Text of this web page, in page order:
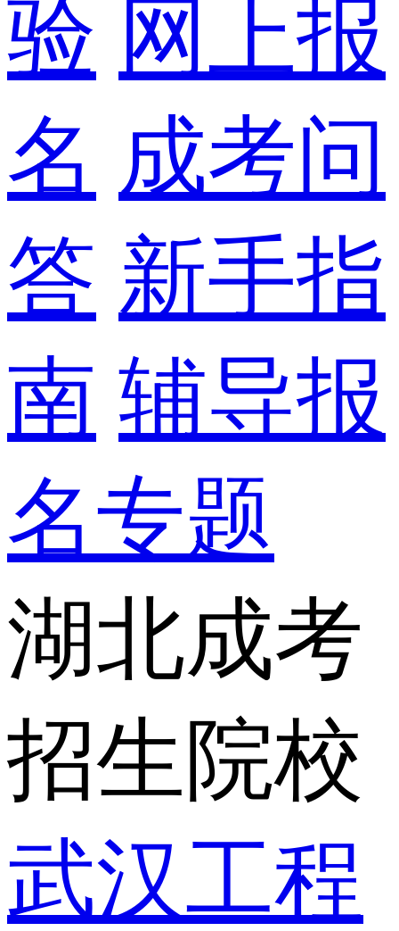
验 网上报
名 成考问
答 新手指
南 辅导报
名专题
湖北成考
招生院校
武汉工程